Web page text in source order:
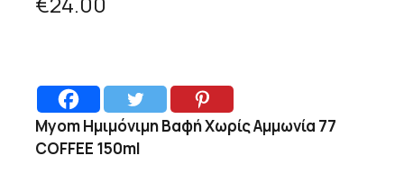
Myom Ημιμόνιμη Βαφή Χωρίς Αμμωνία 77
COFFEE 150ml